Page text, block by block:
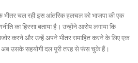
के भीतर चल रही इस आंतरिक हलचल को भाजपा की एक
का हिस्सा बताया है। उन्होंने आरोप लगाया कि
करने और उन्हें अपने भीतर समाहित करने के लिए एक
अब उसके सहयोगी दल पूरी तरह से फंस चुके हैं।